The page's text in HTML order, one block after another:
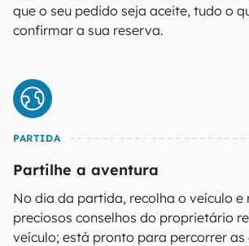
que o seu pedido seja aceite, tudo o
confirmar a sua reserva.
PARTIDA
Partilhe a aventura
No dia da partida, recolha o veículo e
preciosos conselhos do proprietário
veículo; está pronto para percorrer as